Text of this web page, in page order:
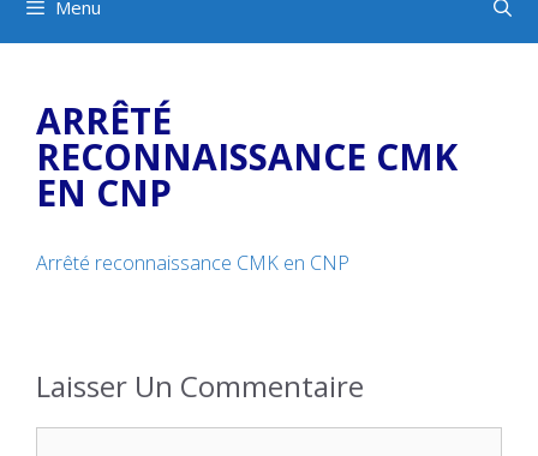
Menu
ARRÊTÉ
RECONNAISSANCE CMK
EN CNP
Arrêté reconnaissance CMK en CNP
Laisser Un Commentaire